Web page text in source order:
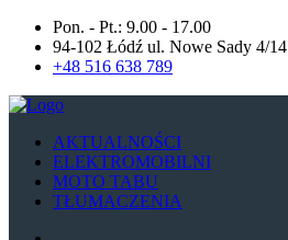
Pon. - Pt.: 9.00 - 17.00
94-102 Łódź ul. Nowe Sady 4/14
+48 516 638 789
AKTUALNOŚCI
ELEKTROMOBILNI
MOTO TABU
TŁUMACZENIA